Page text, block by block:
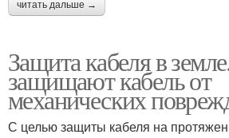
читать дальше →
Защита кабеля в
защищают кабель от
механических
С целью защиты кабеля на